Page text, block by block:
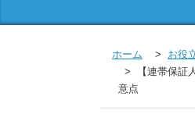
ホーム お役
【連帯保
意点